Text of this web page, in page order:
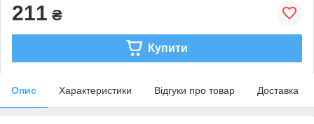
211 ₴
Купити
Опис Характеристики Відгуки про товар Доставка